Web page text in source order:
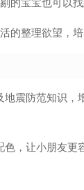
的宝宝也可以找
的整理欲望，培
地震防范知识，
色，让小朋友更